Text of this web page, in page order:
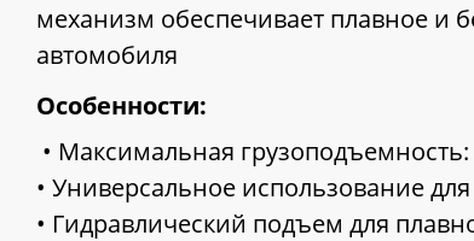
механизм обеспечивает плавное и
автомобиля
Особенности:
• Максимальная грузоподъемность:
• Универсальное использование
• Гидравлический подъем для